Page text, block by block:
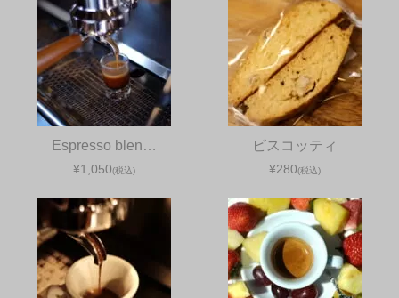
Espresso blen…
¥1,050(税込)
ビスコッティ
¥280(税込)